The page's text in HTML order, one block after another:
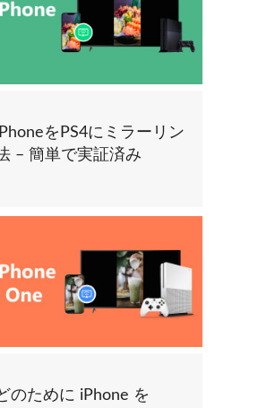
をPS4にミラーリン
– 簡単で実証済み
のために iPhone を